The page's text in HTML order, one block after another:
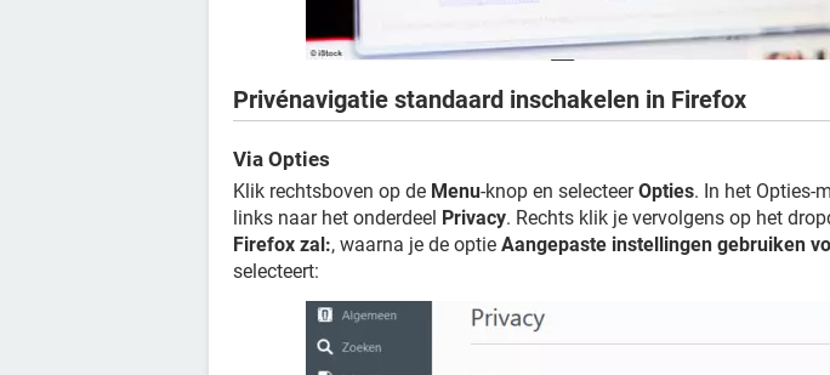
Privénavigatie standaard inschakelen in Firefox
Via Opties
Klik rechtsboven op de Menu-knop en selecteerOpties. In het Opties-
links naar het onderdeel Privacy. Rechts klik je vervolgens op het
Firefox zal:, waarna je de optie Aangepaste instellingen gebruiken
selecteert: